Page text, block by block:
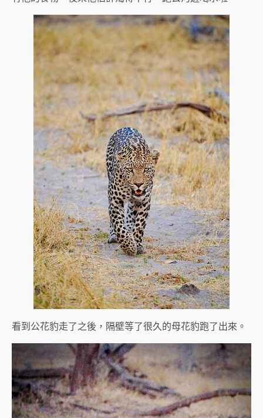
看到公花豹走了之後，隔壁等了很久的母花豹跑了出來。